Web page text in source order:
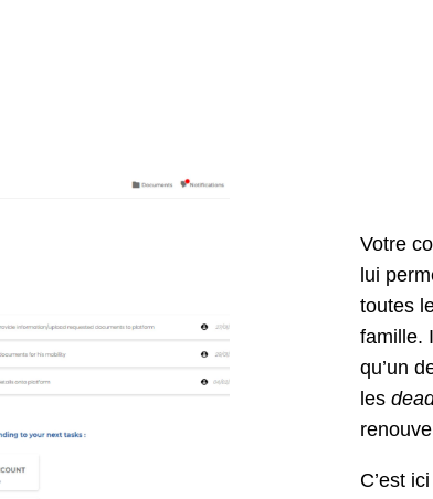
Votre
lui
toutes
famille.
qu’un
les
C’est